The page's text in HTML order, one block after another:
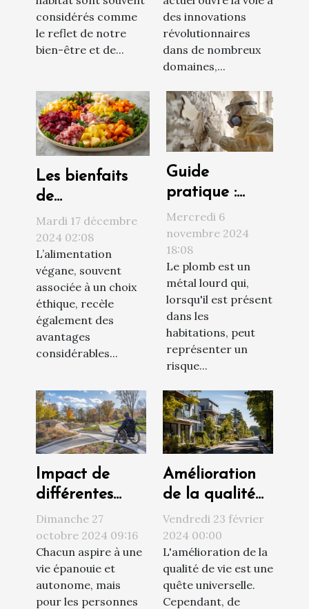
considérés comme
le reflet de notre
bien-être et de...
des innovations
révolutionnaires
dans de nombreux
domaines,...
Les bienfaits
de
l'alimentation
végane sur la
santé et
l'environnement
Mardi 17 décembre
2024 02:08
L’alimentation
végane, souvent
associée à un choix
éthique, recèle
également des
avantages
considérables...
Guide
pratique :
comment
procéder à un
diagnostic
plomb efficace
Mercredi 6
novembre 2024
18:08
Le plomb est un
métal lourd qui,
lorsqu'il est présent
dans les
habitations, peut
représenter un
risque...
Impact de
différentes
solutions
d'accessibilité
sur la qualité
de vie
Dimanche 27
octobre 2024 09:16
Chacun aspire à une
vie épanouie et
autonome, mais
pour les personnes
Amélioration
de la qualité
de vie par le
choix du
logement
Vendredi 23 février
2024 00:00
L'amélioration de la
qualité de vie est une
quête universelle.
Cependant, de